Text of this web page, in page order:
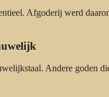
Afgoderij werd
Andere goden